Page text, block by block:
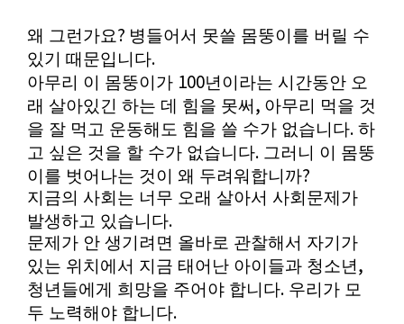
왜 그런가요? 병들어서 못쓸 몸뚱이를 버릴 수
있기 때문입니다.
아무리 이 몸뚱이가 100년이라는 시간동안 오
래 살아있긴 하는 데 힘을 못써 , 아무리 먹을 것
을 잘 먹고 운동해도 힘을 쓸 수가 없습니다. 하
고 싶은 것을 할 수가 없습니다. 그러니 이 몸뚱
이를 벗어나는 것이 왜 두려워합니까?
지금의 사회는 너무 오래 살아서 사회문제가
발생하고 있습니다.
문제가 안 생기려면 올바로 관찰해서 자기가
있는 위치에서 지금 태어난 아이들과 청소년 ,
청년들에게 희망을 주어야 합니다. 우리가 모
두 노력해야 합니다.